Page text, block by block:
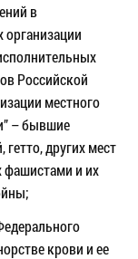
в
Российской
местного
– бывшие
других мест
фашистами и их
крови и ее